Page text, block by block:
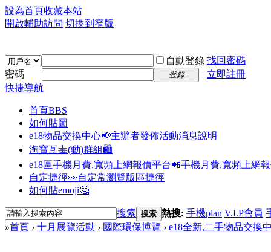
設為首頁收藏本站
開啟輔助訪問 切換到窄版
自動登錄 找回密碼
密碼
登錄
立即註冊
快捷導航
首頁BBS
如何貼圖
e18物品交換中心📢主辦者發佈活動消息說明
淘寶互毒(動)群組🛍️
e18區手機月費,寬頻上網報價平台📲手機月費,寬頻上網
自定捷徑👀自定常瀏覽版區捷徑
如何貼emoji🤔
搜索 搜索 熱搜: 手機plan V.I.P會員
»首頁 › 十月展覽活動 › 國際環保博覽 › e18全新,二手物品交換